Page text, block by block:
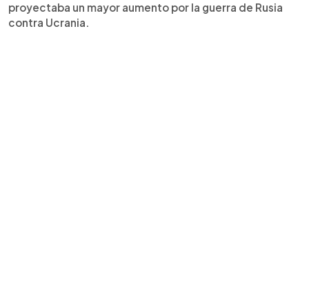
proyectaba un mayor aumento por la guerra de Rusia
contra Ucrania.